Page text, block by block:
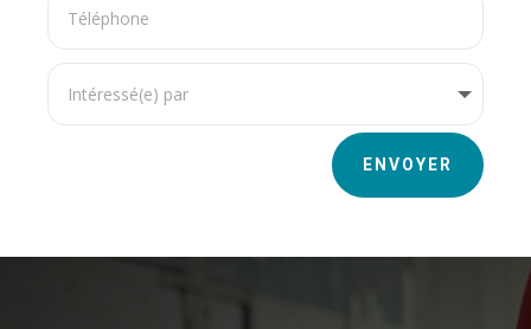
ENVOYER